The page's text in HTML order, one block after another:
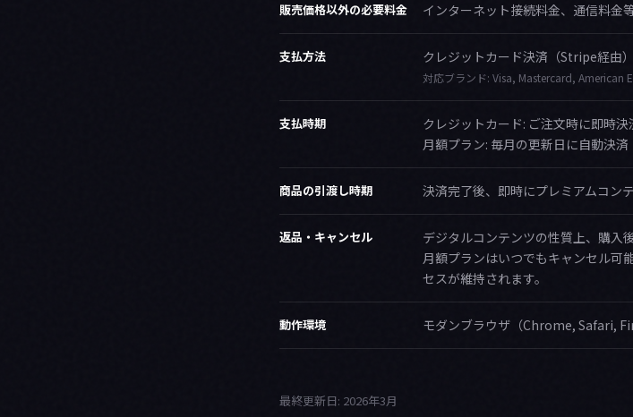
販売価格以外の必要料金 インターネット接続料金、通信料金
支払方法 クレジットカード決済（Stripe経由）
対応ブランド: Visa, Mastercard, American
支払時期
クレジットカード: ご注文時に即時決
月額プラン: 毎月の更新日に自動決済
商品の引渡し時期 決済完了後、即時にプレミアムコン
返品・キャンセル
デジタルコンテンツの性質上、購入
月額プランはいつでもキャンセル可
セスが維持されます。
動作環境 モダンブラウザ（Chrome, Safari,
最終更新日: 2026年3月